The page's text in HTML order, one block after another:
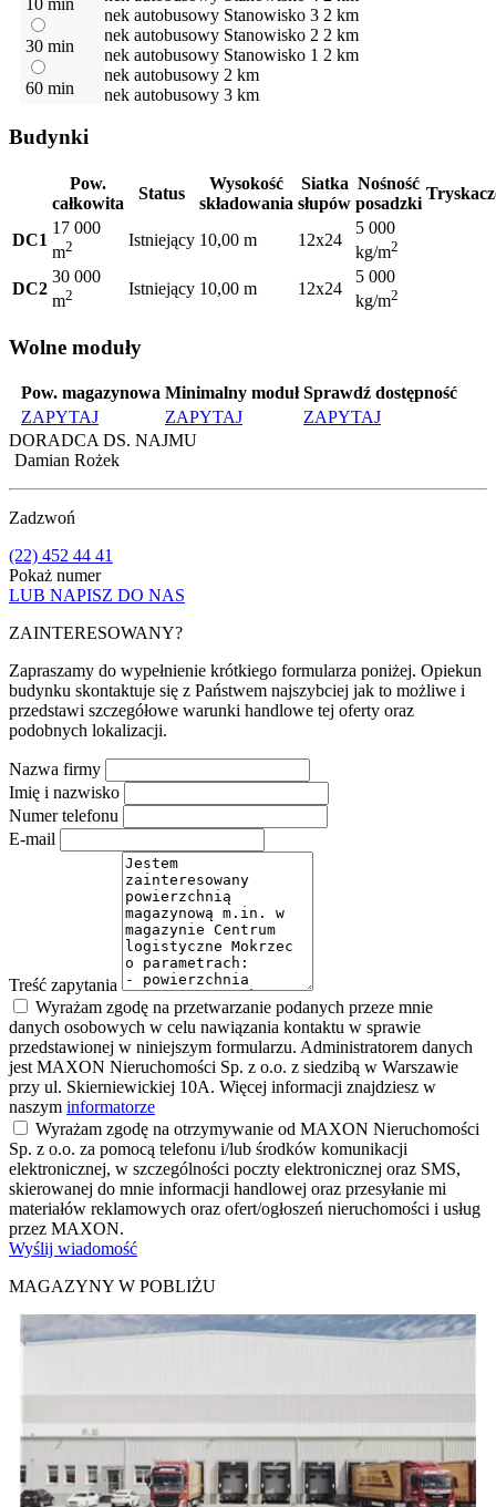
10 min
30 min
60 min
Przystanek autobusowy Stanowisko 3 2 km
Przystanek autobusowy Stanowisko 2 2 km
Przystanek autobusowy Stanowisko 1 2 km
Przystanek autobusowy 2 km
Przystanek autobusowy 3 km
Budynki
Pow.
całkowita
Status
Wysokość
składowania
Siatka
słupów
Nośność
posadzki
DC1
17 000
m2 Istniejący 10,00 m 12x24
5 000
kg/m2
DC2
30 000
m2 Istniejący 10,00 m 12x24
5 000
kg/m2
Wolne moduły
Pow. magazynowa Minimalny moduł Sprawdź dostępność
ZAPYTAJ
ZAPYTAJ
ZAPYTAJ
DORADCA DS. NAJMU
Damian Rożek
Zadzwoń
(22) 452 44 41
Pokaż numer
LUB NAPISZ DO NAS
ZAINTERESOWANY?
Zapraszamy do wypełnienie krótkiego formularza poniżej. Opiekun
budynku skontaktuje się z Państwem najszybciej jak to możliwe i
przedstawi szczegółowe warunki handlowe tej oferty oraz
podobnych lokalizacji.
Nazwa firmy
Imię i nazwisko
Numer telefonu
E-mail
Treść zapytania
Wyrażam zgodę na przetwarzanie podanych przeze mnie
danych osobowych w celu nawiązania kontaktu w sprawie
przedstawionej w niniejszym formularzu. Administratorem danych
jest MAXON Nieruchomości Sp. z o.o. z siedzibą w Warszawie
przy ul. Skierniewickiej 10A. Więcej informacji znajdziesz w
naszym informatorze
Wyrażam zgodę na otrzymywanie od MAXON Nieruchomości
Sp. z o.o. za pomocą telefonu i/lub środków komunikacji
elektronicznej, w szczególności poczty elektronicznej oraz SMS,
skierowanej do mnie informacji handlowej oraz przesyłanie mi
materiałów reklamowych oraz ofert/ogłoszeń nieruchomości i usług
przez MAXON.
Wyślij wiadomość
MAGAZYNY W POBLIŻU